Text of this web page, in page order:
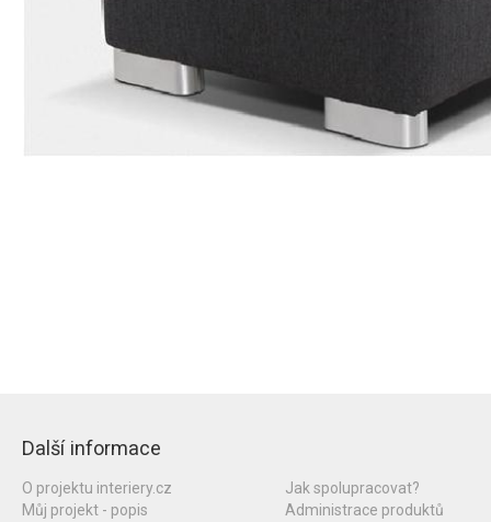
Další informace
O projektu interiery.cz
Můj projekt - popis
Jak spolupracovat?
Administrace produktů